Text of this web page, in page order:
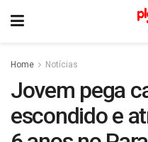
Home Notícias
Jovem pega
escondido e